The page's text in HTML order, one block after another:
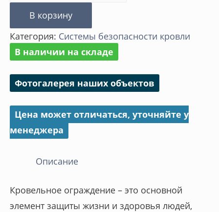
товара
Кровельные
ограждения
ГРАНДЛАЙН
В корзину
Категория: Cистемы безопасности кровли
В наличии на складе
Фотогалерея наших объектов
Цена может отличаться, уточняйте у
менеджера
Описание
Кровельное ограждение – это основной
элемент защиты жизни и здоровья людей,